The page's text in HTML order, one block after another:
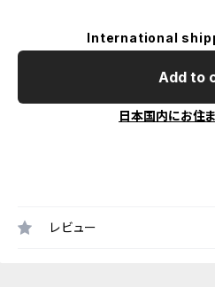
International
Add to
日本国内にお住
レビュー